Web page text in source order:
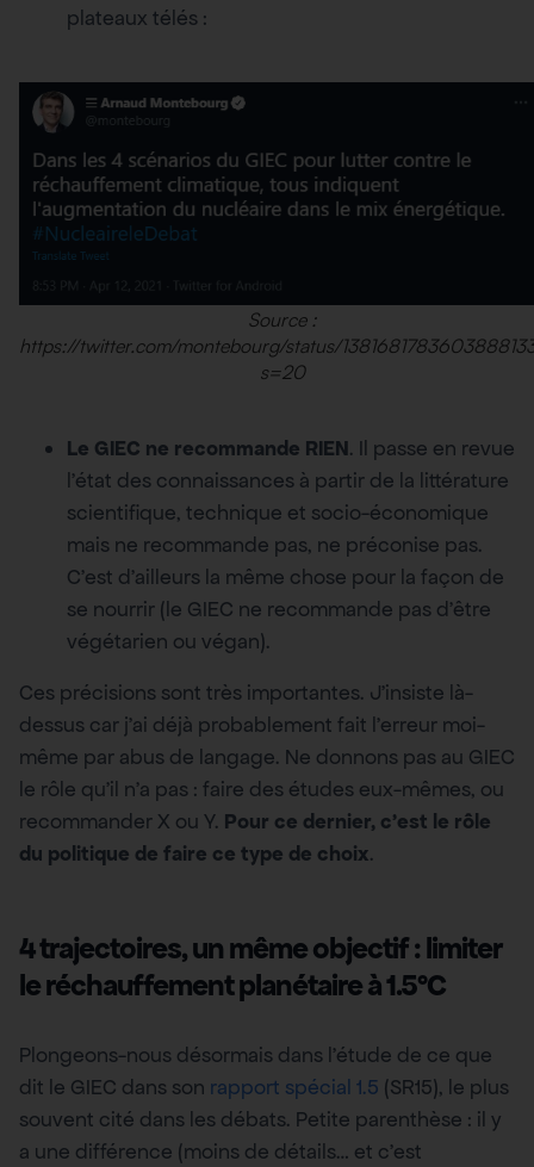
plateaux télés :
Source :
https://twitter.com/montebourg/status/
s=20
Le GIEC ne recommande RIEN. Il passe en revue
l’état des connaissances à partir de la littérature
scientifique, technique et socio-économique
mais ne recommande pas, ne préconise pas.
C’est d’ailleurs la même chose pour la façon de
se nourrir (le GIEC ne recommande pas d’être
végétarien ou végan).
Ces précisions sont très importantes. J’insiste là-
dessus car j’ai déjà probablement fait l’erreur moi-
même par abus de langage. Ne donnons pas au GIEC
le rôle qu’il n’a pas : faire des études eux-mêmes, ou
recommander X ou Y. Pour ce dernier, c’est le rôle
du politique de faire ce type de choix.
4 trajectoires, un même objectif : limiter
le réchauffement planétaire à 1.5°C
Plongeons-nous désormais dans l’étude de ce que
dit le GIEC dans son rapport spécial 1.5 (SR15), le plus
souvent cité dans les débats. Petite parenthèse : il y
a une différence (moins de détails… et c’est